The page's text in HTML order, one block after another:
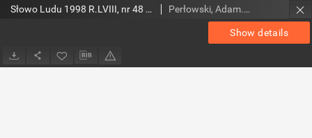
Show details
Słowo Ludu 1998 R.LVIII, nr 48 (AB) Perłowski, Adam. Red.